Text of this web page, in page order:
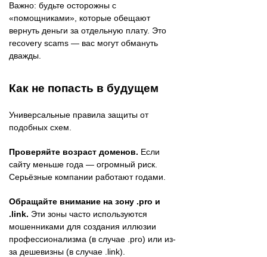
Важно: будьте осторожны с
«помощниками», которые обещают
вернуть деньги за отдельную плату. Это
recovery scams — вас могут обмануть
дважды.
Как не попасть в будущем
Универсальные правила защиты от
подобных схем.
Проверяйте возраст доменов. Если
сайту меньше года — огромный риск.
Серьёзные компании работают годами.
Обращайте внимание на зону .pro и
.link. Эти зоны часто используются
мошенниками для создания иллюзии
профессионализма (в случае .pro) или из-
за дешевизны (в случае .link).